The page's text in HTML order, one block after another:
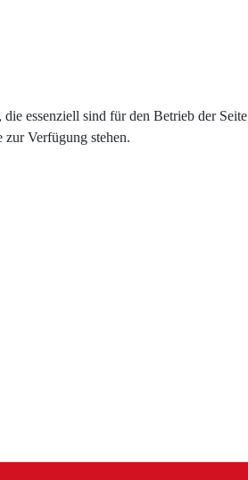
...
essenziell sind für den Betrieb der
Verfügung stehen.